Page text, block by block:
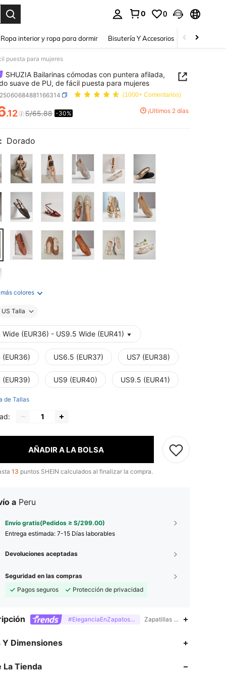
0 0
Ropa interior y ropa para dormir Bisutería Y Accesorios Zapatos
puesta para mujeres
SHUZIA Bailarinas cómodas con puntera afilada,
suave de PU, de fácil puesta para mujeres
(1000+ Comentarios)
AND AVAILABILITY
.12 S/65.88 -30% ¡Últimos 2 días
Dorado
colores
US Talla
Wide (EUR36) - US9.5 Wide (EUR41)
(EUR36) US6.5 (EUR37) US7 (EUR38)
(EUR39) US9 (EUR40) US9.5 (EUR41)
de Tallas
AÑADIR A LA BOLSA
13 puntos SHEIN calculados al finalizar la compra.
a Peru
Envío gratis(Pedidos ≥ S/299.00)
Entrega estimada: 7-15 Días laborables
Devoluciones aceptadas
Seguridad en las compras
Pagos seguros
Protección de privacidad
#EleganciaEnZapatosPlanosZapatillas abiertas,Unidad
Y Dimensiones
La Tienda
4.90